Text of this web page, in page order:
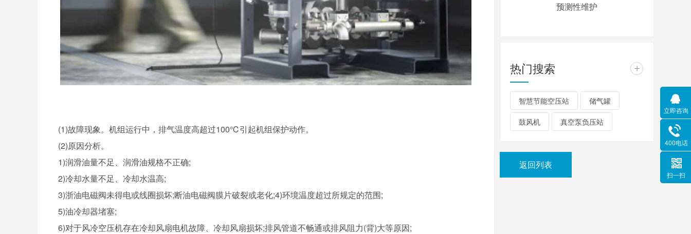
(1)故障现象。机组运行中，排气温度高超过100℃引起机组保护动作。
(2)原因分析。
1)润滑油量不足、润滑油规格不正确;
2)冷却水量不足、冷却水温高;
3)浙油电磁阀未得电或线圈损坏;断油电磁阀膜片破裂或老化;4)环境温度超过所规定的范围;
5)油冷却器堵塞;
6)对于风冷空压机存在冷却风扇电机故障、冷却风扇损坏;排风管道不畅通或排风阻力(背)大等原因;
预测性维护
热门搜索 +
智慧节能空压站 储气罐
鼓风机 真空泵负压站
返回列表
立即咨询
400电话
扫一扫